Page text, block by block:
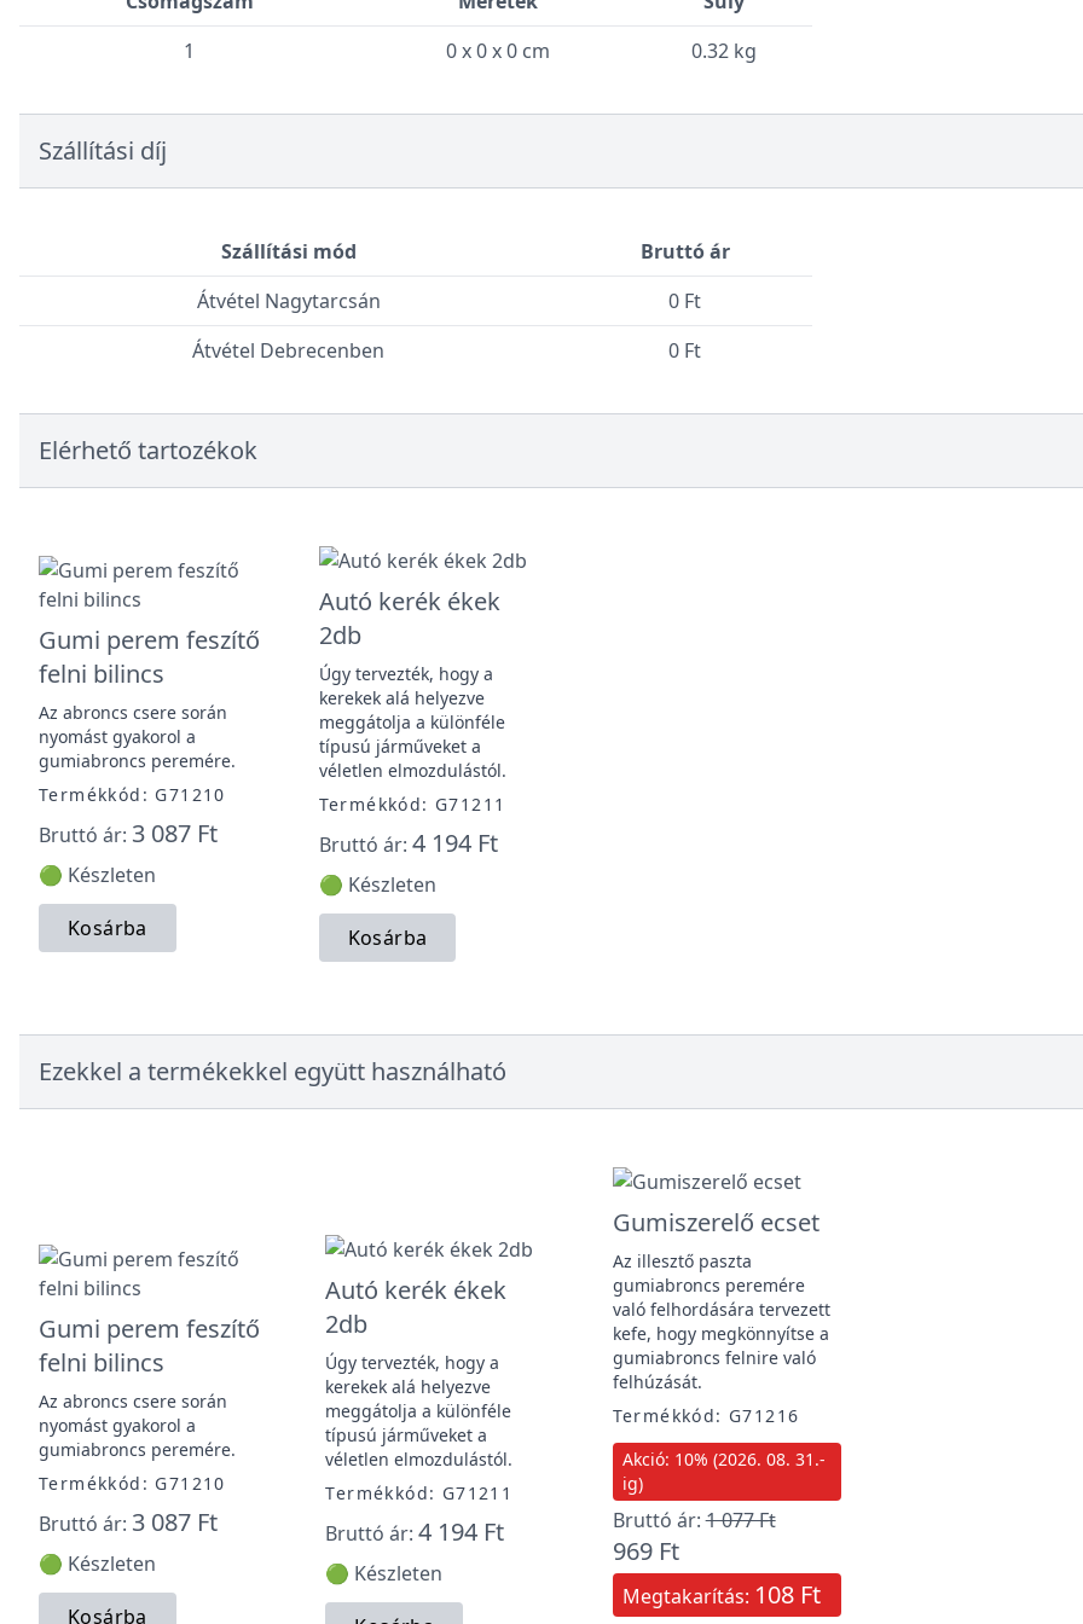
1
0 x 0 x 0 cm 0.32 kg
Szállítási díj
Szállítási mód
Bruttó ár
Átvétel Nagytarcsán
0 Ft
Átvétel Debrecenben
0 Ft
Elérhető tartozékok
Gumi perem feszítő
felni bilincs
Az abroncs csere során
nyomást gyakorol a
gumiabroncs peremére.
Termékkód: G71210
Bruttó ár: 3 087 Ft
🟢 Készleten
Kosárba
Autó kerék ékek
2db
Úgy tervezték, hogy a
kerekek alá helyezve
meggátolja a különféle
típusú járműveket a
véletlen elmozdulástól.
Termékkód: G71211
Bruttó ár: 4 194 Ft
🟢 Készleten
Kosárba
Ezekkel a termékekkel együtt használható
Gumi perem feszítő
felni bilincs
Az abroncs csere során
nyomást gyakorol a
gumiabroncs peremére.
Termékkód: G71210
Bruttó ár: 3 087 Ft
🟢 Készleten
Kosárba
Autó kerék ékek
2db
Úgy tervezték, hogy a
kerekek alá helyezve
meggátolja a különféle
típusú járműveket a
véletlen elmozdulástól.
Termékkód: G71211
Bruttó ár:4 194 Ft
🟢 Készleten
Gumiszerelő ecset
Az illesztő paszta
gumiabroncs peremére
való felhordására tervezett
kefe, hogy megkönnyítse a
gumiabroncs felnire való
felhúzását.
Termékkód: G71216
Akció: 10% (2026. 08. 31.-
ig)
Bruttó ár:1 077 Ft
969 Ft
Megtakarítás: 108 Ft